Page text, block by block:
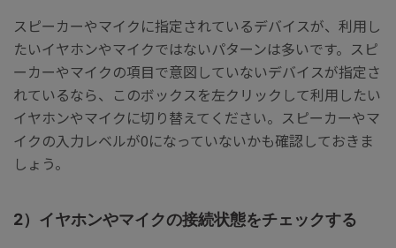
スピーカーやマイクに指定されているデバイスが、利用し
たいイヤホンやマイクではないパターンは多いです。スピ
ーカーやマイクの項目で意図していないデバイスが指定さ
れているなら、このボックスを左クリックして利用したい
イヤホンやマイクに切り替えてください。スピーカーやマ
イクの入力レベルが0になっていないかも確認しておきま
しょう。
2）イヤホンやマイクの接続状態をチェックする